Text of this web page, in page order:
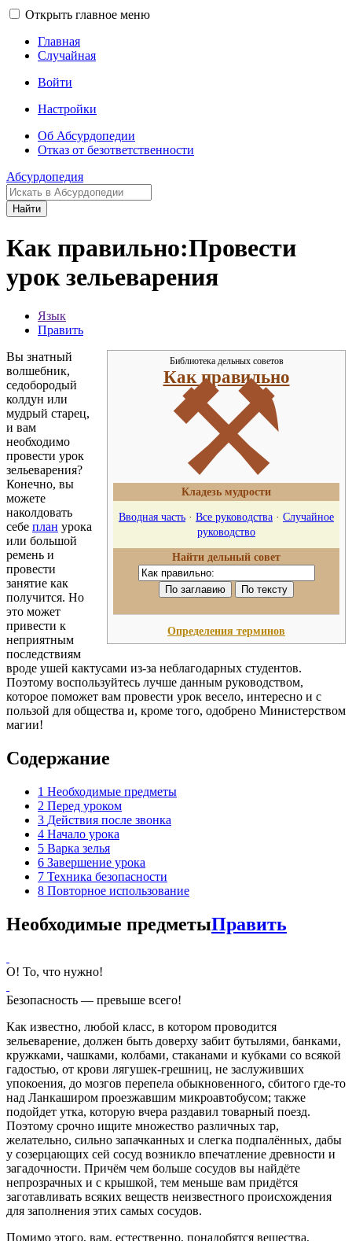
Открыть главное меню
Главная
Случайная
Войти
Настройки
Об Абсурдопедии
Отказ от безответственности
Абсурдопедия
Найти
Как правильно:Провести
урок зельеварения
Язык
Править
Библиотека дельных советов
Как правильно
⚒
Кладезь мудрости
Вводная часть · Все руководства · Случайное
руководство
Найти дельный совет
Определения терминов
Вы знатный
волшебник,
седобородый
колдун или
мудрый старец,
и вам
необходимо
провести урок
зельеварения?
Конечно, вы
можете
наколдовать
себе план урока
или большой
ремень и
провести
занятие как
получится. Но
это может
привести к
неприятным
последствиям
вроде ушей кактусами из-за неблагодарных студентов.
Поэтому воспользуйтесь лучше данным руководством,
которое поможет вам провести урок весело, интересно и с
пользой для общества и, кроме того, одобрено Министерством
магии!
Содержание
1 Необходимые предметы
2 Перед уроком
3 Действия после звонка
4 Начало урока
5 Варка зелья
6 Завершение урока
7 Техника безопасности
8 Повторное использование
Необходимые предметыПравить
О! То, что нужно!
Безопасность — превыше всего!
Как известно, любой класс, в котором проводится
зельеварение, должен быть доверху забит бутылями, банками,
кружками, чашками, колбами, стаканами и кубками со всякой
гадостью, от крови лягушек-грешниц, не заслуживших
упокоения, до мозгов перепела обыкновенного, сбитого где-то
над Ланкаширом проезжавшим микроавтобусом; также
подойдет утка, которую вчера раздавил товарный поезд.
Поэтому срочно ищите множество различных тар,
желательно, сильно запачканных и слегка подпалённых, дабы
у созерцающих сей сосуд возникло впечатление древности и
загадочности. Причём чем больше сосудов вы найдёте
непрозрачных и с крышкой, тем меньше вам придётся
заготавливать всяких веществ неизвестного происхождения
для заполнения этих самых сосудов.
Помимо этого, вам, естественно, понадобятся вещества,